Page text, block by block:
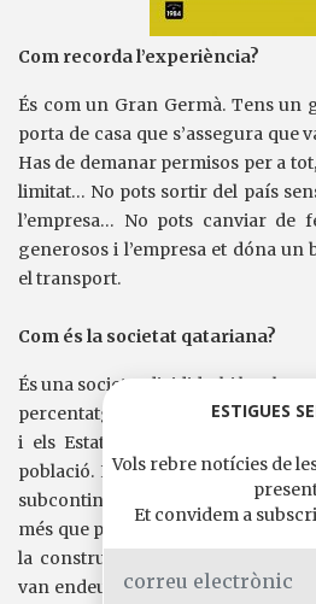
Com recorda l’experiència?
És com un Gran Germà. Tens un
porta de casa que s’assegura que
Has de demanar permisos per a
limitat… No pots sortir del país
l’empresa… No pots canviar de
generosos i l’empresa et dóna
el transport.
Com és la societat qatariana?
És una societat dividida: hi ha els
percentatge de treballadors
i els Estats Units, que en total
població. L’altre 80% són els
subcontinent indi i les Filipines,
més que precàries. Vénen
la construcció o en una petroliera
van endeutant més i més. Treballen
ESTIGUES
Vols rebre notícies de
Et convidem a